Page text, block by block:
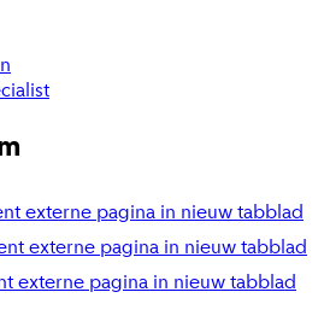
externe pagina in nieuw tabblad
externe pagina in nieuw tabblad
externe pagina in nieuw tabblad